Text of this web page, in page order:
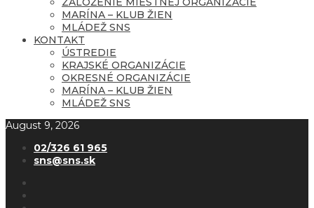
MARÍNA – KLUB ŽIEN
MLÁDEŽ SNS
KONTAKT
ÚSTREDIE
KRAJSKÉ ORGANIZÁCIE
OKRESNÉ ORGANIZÁCIE
MARÍNA – KLUB ŽIEN
MLÁDEŽ SNS
August 9, 2026
02/326 61 965
sns@sns.sk